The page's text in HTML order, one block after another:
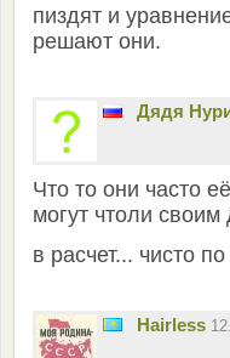
пиздят и
решают они.
Дядя
Что то они часто
могут чтоли
в расчет... чисто
Hairless